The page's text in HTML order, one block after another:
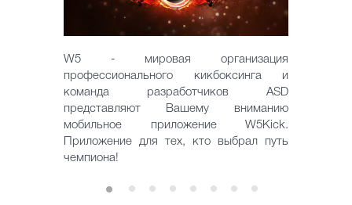
W5 - мировая организация
профессионального кикбоксинга и
команда разработчиков ASD
представляют Вашему вниманию
мобильное приложение W5Kick.
Приложение для тех, кто выбрал путь
чемпиона!